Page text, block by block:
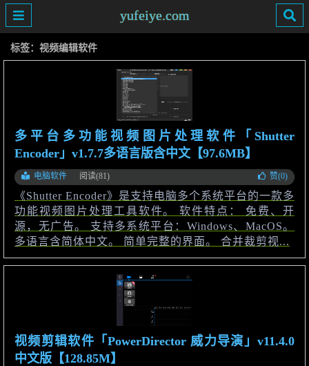
yufeiye.com
标签：视频编辑软件
多平台多功能视频图片处理软件「Shutter
Encoder」v1.7.7多语言版含中文【97.6MB】
电脑软件 阅读(81) 赞(0)
《Shutter Encoder》是支持电脑多个系统平台的一款多
功能视频图片处理工具软件。 软件特点： 免费、开
源，无广告。 支持多系统平台：Windows、MacOS。
多语言含简体中文。 简单完整的界面。 合并裁剪视...
视频剪辑软件「PowerDirector 威力导演」v11.4.0
中文版【128.85M】